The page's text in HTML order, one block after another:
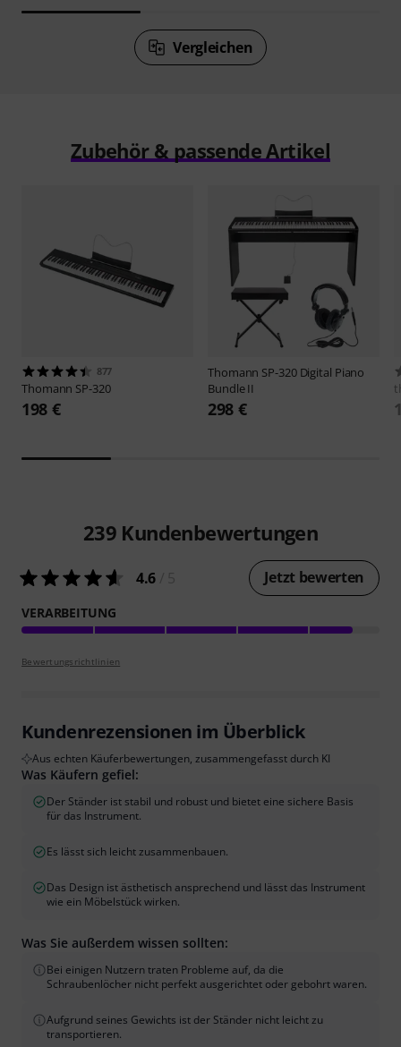
Vergleichen
Zubehör & passende Artikel
877
Thomann SP-320
198 €
Thomann SP-320 Digital Piano
Bundle II
298 €
239 Kundenbewertungen
4.6 Jetzt bewerten
VERARBEITUNG
Bewertungsrichtlinien
Kundenrezensionen im Überblick
Aus echten Käuferbewertungen, zusammengefasst durch KI
Was Käufern gefiel:
Der Ständer ist stabil und robust und bietet eine sichere Basis
für das Instrument.
Es lässt sich leicht zusammenbauen.
Das Design ist ästhetisch ansprechend und lässt das Instrument
wie ein Möbelstück wirken.
Was Sie außerdem wissen sollten:
Bei einigen Nutzern traten Probleme auf, da die
Schraubenlöcher nicht perfekt ausgerichtet oder gebohrt waren.
Aufgrund seines Gewichts ist der Ständer nicht leicht zu
transportieren.